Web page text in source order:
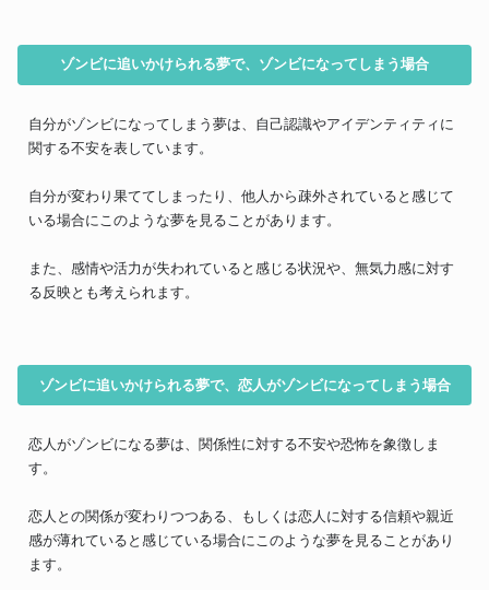
ゾンビに追いかけられる夢で、ゾンビになってしまう場合
自分がゾンビになってしまう夢は、自己認識やアイデンティティに
関する不安を表しています。
自分が変わり果ててしまったり、他人から疎外されていると感じて
いる場合にこのような夢を見ることがあります。
また、感情や活力が失われていると感じる状況や、無気力感に対す
る反映とも考えられます。
ゾンビに追いかけられる夢で、恋人がゾンビになってしまう場合
恋人がゾンビになる夢は、関係性に対する不安や恐怖を象徴しま
す。
恋人との関係が変わりつつある、もしくは恋人に対する信頼や親近
感が薄れていると感じている場合にこのような夢を見ることがあり
ます。